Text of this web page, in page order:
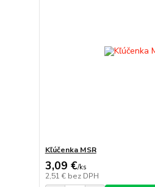
Kľúčenka MSR
3,09 €/ks
2,51 € bez DPH